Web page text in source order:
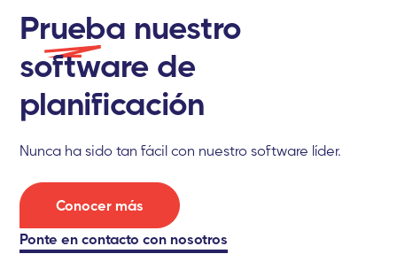
Prueba nuestro
software de
planificación
Nunca ha sido tan fácil con nuestro software líder.
Conocer más
Ponte en contacto con nosotros